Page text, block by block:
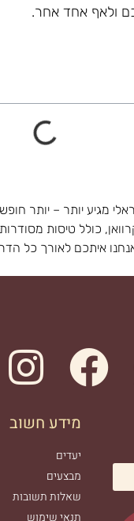
ולאף אחד אחר.
כולל טיסות
איתכם לאורך כל
מידע חשוב
יעדים
מבצעים
שאלות תשובות
תנאי שימוש